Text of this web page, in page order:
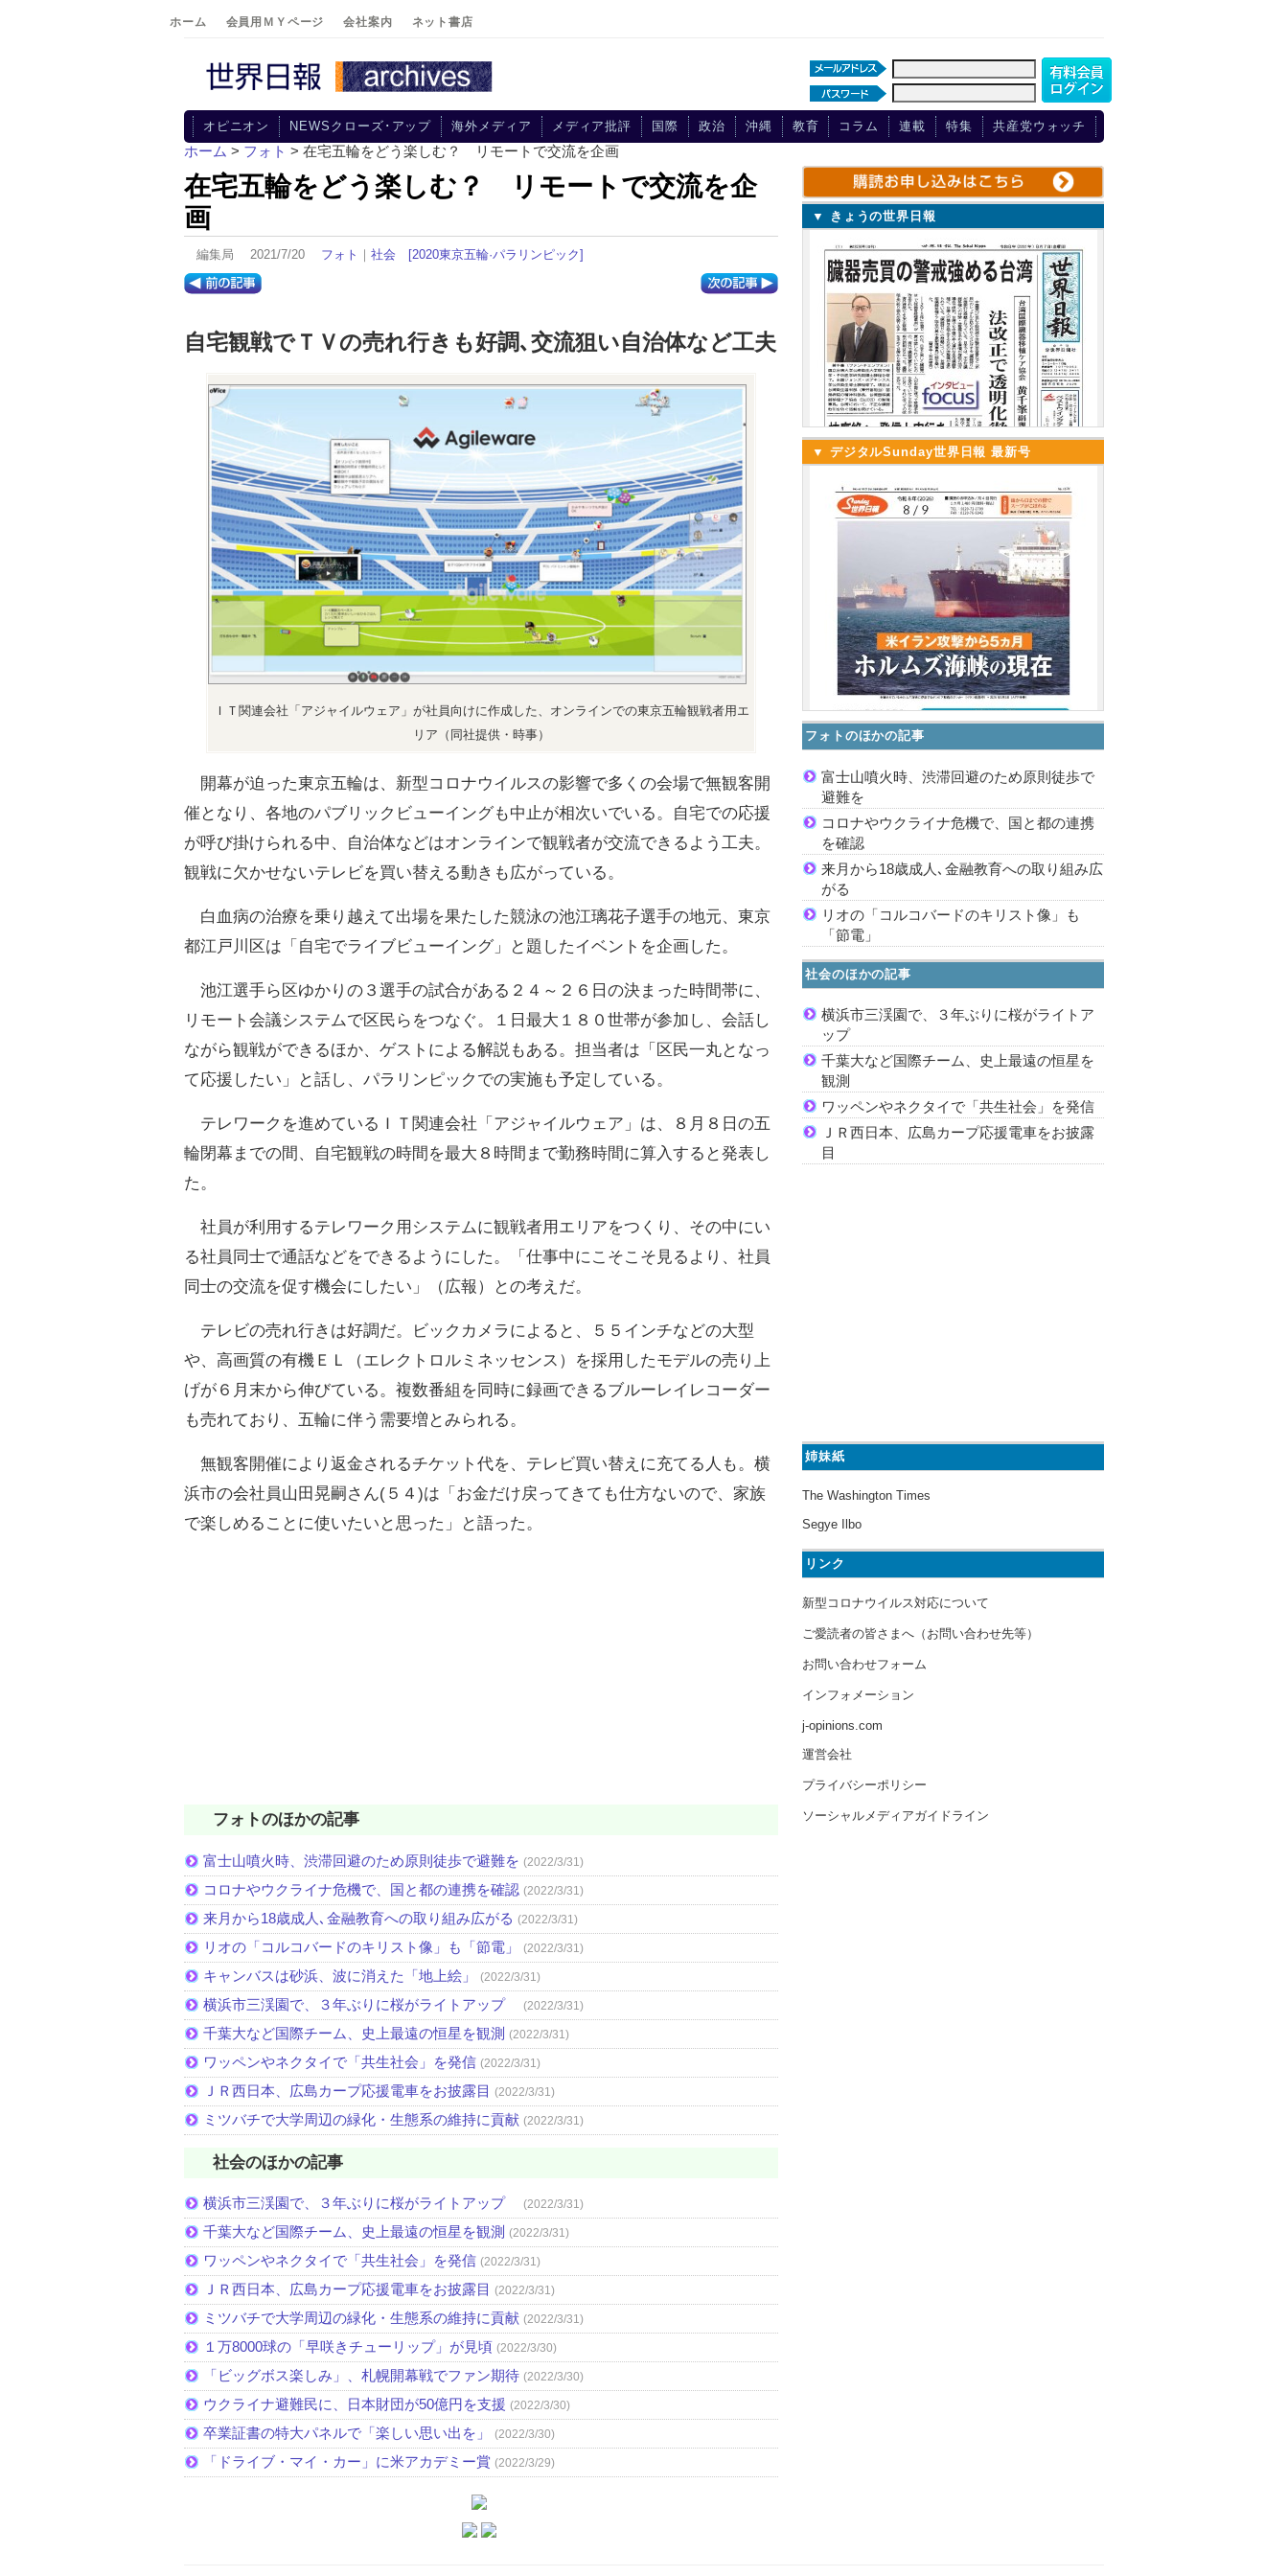
ホーム 会員用ＭＹページ 会社案内 ネット書店
オピニオン NEWSクローズ･アップ 海外メディア メディア批評 国際 政治 沖縄 教育 コラム 連載 特集 共産党ウォッチ
ホーム > フォト > 在宅五輪をどう楽しむ？ リモートで交流を企画
在宅五輪をどう楽しむ？ リモートで交流を企
画
編集局 2021/7/20 フォト ｜ 社会 [2020東京五輪·パラリンピック]
自宅観戦でＴＶの売れ行きも好調､交流狙い自治体など工夫
ＩＴ関連会社「アジャイルウェア」が社員向けに作成した、オンラインでの東京五輪観戦者用エ
リア（同社提供・時事）
開幕が迫った東京五輪は、新型コロナウイルスの影響で多くの会場で無観客開
催となり、各地のパブリックビューイングも中止が相次いでいる。自宅での応援
が呼び掛けられる中、自治体などはオンラインで観戦者が交流できるよう工夫。
観戦に欠かせないテレビを買い替える動きも広がっている。
白血病の治療を乗り越えて出場を果たした競泳の池江璃花子選手の地元、東京
都江戸川区は「自宅でライブビューイング」と題したイベントを企画した。
池江選手ら区ゆかりの３選手の試合がある２４～２６日の決まった時間帯に、
リモート会議システムで区民らをつなぐ。１日最大１８０世帯が参加し、会話し
ながら観戦ができるほか、ゲストによる解説もある。担当者は「区民一丸となっ
て応援したい」と話し、パラリンピックでの実施も予定している。
テレワークを進めているＩＴ関連会社「アジャイルウェア」は、８月８日の五
輪閉幕までの間、自宅観戦の時間を最大８時間まで勤務時間に算入すると発表し
た。
社員が利用するテレワーク用システムに観戦者用エリアをつくり、その中にい
る社員同士で通話などをできるようにした。「仕事中にこそこそ見るより、社員
同士の交流を促す機会にしたい」（広報）との考えだ。
テレビの売れ行きは好調だ。ビックカメラによると、５５インチなどの大型
や、高画質の有機ＥＬ（エレクトロルミネッセンス）を採用したモデルの売り上
げが６月末から伸びている。複数番組を同時に録画できるブルーレイレコーダー
も売れており、五輪に伴う需要増とみられる。
無観客開催により返金されるチケット代を、テレビ買い替えに充てる人も。横
浜市の会社員山田晃嗣さん(５４)は「お金だけ戻ってきても仕方ないので、家族
で楽しめることに使いたいと思った」と語った。
フォトのほかの記事
富士山噴火時、渋滞回避のため原則徒歩で避難を (2022/3/31)
コロナやウクライナ危機で、国と都の連携を確認 (2022/3/31)
来月から18歳成人､金融教育への取り組み広がる (2022/3/31)
リオの「コルコバードのキリスト像」も「節電」 (2022/3/31)
キャンバスは砂浜、波に消えた「地上絵」 (2022/3/31)
横浜市三渓園で、３年ぶりに桜がライトアップ (2022/3/31)
千葉大など国際チーム、史上最遠の恒星を観測 (2022/3/31)
ワッペンやネクタイで「共生社会」を発信 (2022/3/31)
ＪＲ西日本、広島カープ応援電車をお披露目 (2022/3/31)
ミツバチで大学周辺の緑化・生態系の維持に貢献 (2022/3/31)
社会のほかの記事
横浜市三渓園で、３年ぶりに桜がライトアップ (2022/3/31)
千葉大など国際チーム、史上最遠の恒星を観測 (2022/3/31)
ワッペンやネクタイで「共生社会」を発信 (2022/3/31)
ＪＲ西日本、広島カープ応援電車をお披露目 (2022/3/31)
ミツバチで大学周辺の緑化・生態系の維持に貢献 (2022/3/31)
１万8000球の「早咲きチューリップ」が見頃 (2022/3/30)
「ビッグボス楽しみ」、札幌開幕戦でファン期待 (2022/3/30)
ウクライナ避難民に、日本財団が50億円を支援 (2022/3/30)
卒業証書の特大パネルで「楽しい思い出を」 (2022/3/30)
「ドライブ・マイ・カー」に米アカデミー賞 (2022/3/29)
▼ きょうの世界日報
▼ デジタルSunday世界日報 最新号
フォトのほかの記事
富士山噴火時、渋滞回避のため原則徒歩で
避難を
コロナやウクライナ危機で、国と都の連携
を確認
来月から18歳成人､金融教育への取り組み広
がる
リオの「コルコバードのキリスト像」も
「節電」
社会のほかの記事
横浜市三渓園で、３年ぶりに桜がライトア
ップ
千葉大など国際チーム、史上最遠の恒星を
観測
ワッペンやネクタイで「共生社会」を発信
ＪＲ西日本、広島カープ応援電車をお披露
目
姉妹紙
The Washington Times
Segye Ilbo
リンク
新型コロナウイルス対応について
ご愛読者の皆さまへ（お問い合わせ先等）
お問い合わせフォーム
インフォメーション
j-opinions.com
運営会社
プライバシーポリシー
ソーシャルメディアガイドライン